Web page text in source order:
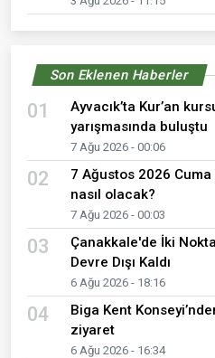
Son Eklenen Haberler
01
Ayvacık’ta Kur’an
yarışmasında buluştu
7 Ağu 2026 - 00:06
02
7 Ağustos 2026 Cuma
nasıl olacak?
7 Ağu 2026 - 00:03
03
Çanakkale'de İki
Devre Dışı Kaldı
6 Ağu 2026 - 18:16
04
Biga Kent
ziyaret
6 Ağu 2026 - 16:34